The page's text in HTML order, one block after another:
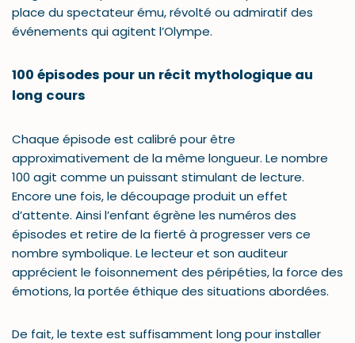
place du spectateur ému, révolté ou admiratif des
événements qui agitent l’Olympe.
100 épisodes pour un récit mythologique au
long cours
Chaque épisode est calibré pour être
approximativement de la même longueur. Le nombre
100 agit comme un puissant stimulant de lecture.
Encore une fois, le découpage produit un effet
d’attente. Ainsi l’enfant égrène les numéros des
épisodes et retire de la fierté à progresser vers ce
nombre symbolique. Le lecteur et son auditeur
apprécient le foisonnement des péripéties, la force des
émotions, la portée éthique des situations abordées.
De fait, le texte est suffisamment long pour installer